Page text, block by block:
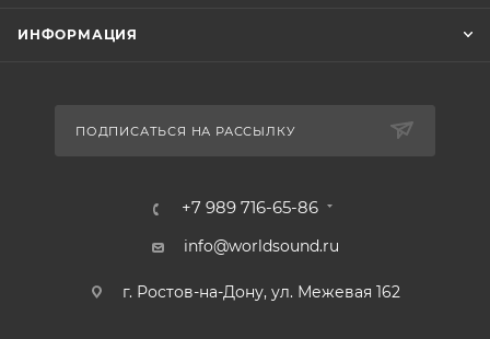
ИНФОРМАЦИЯ
ПОДПИСАТЬСЯ НА РАССЫЛКУ
+7 989 716-65-86
info@worldsound.ru
г. Ростов-на-Дону, ул. Межевая 162